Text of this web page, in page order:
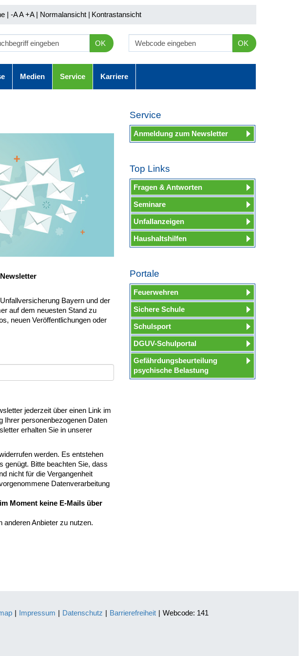
| -A A+A | Normalansicht | Kontrastansicht
OK OK
Medien Service Karriere
Bayern und der
auf dem neuesten Stand zu
neuen Veröffentlichungen oder
jederzeit über einen Link im
Ihrer personenbezogenen Daten
erhalten Sie in unserer
werden. Es entstehen
genügt. Bitte beachten Sie, dass
nicht für die Vergangenheit
Datenverarbeitung
Moment keine E-Mails über
anderen Anbieter zu nutzen.
Service
Anmeldung zum Newsletter
Top Links
Fragen & Antworten
Seminare
Unfallanzeigen
Haushaltshilfen
Portale
Feuerwehren
Sichere Schule
Schulsport
DGUV-Schulportal
Gefährdungsbeurteilung
psychische Belastung
| Impressum | Datenschutz | Barrierefreiheit | Webcode: 141